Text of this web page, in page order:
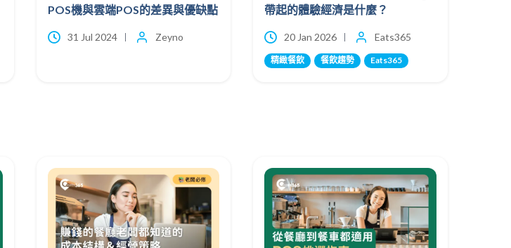
POS機與雲端POS的差異與優缺點
31 Jul 2024 Zeyno
帶起的體驗經濟是什麼？
20 Jan 2026 Eats365
精緻餐飲 餐飲趨勢 Eats365